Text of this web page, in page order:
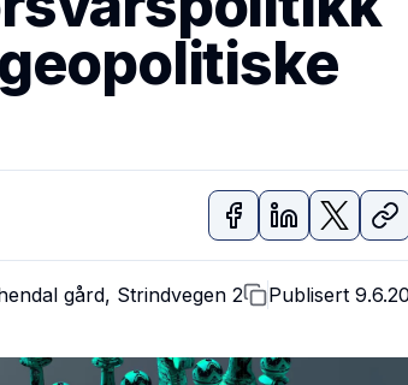
gård, Strindvegen 2 Publisert